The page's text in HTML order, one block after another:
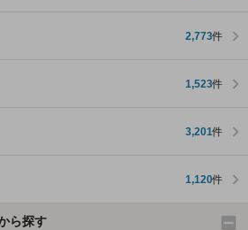
2,773件
1,523件
3,201件
1,120件
ら探す